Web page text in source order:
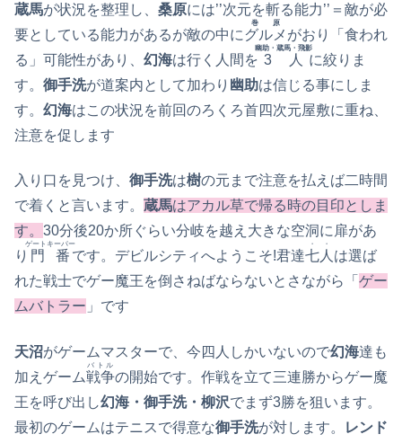
蔵馬が状況を整理し、 桑原には’’次元を斬る能力’’＝敵が必
要としている能力があるが敵の中にグルメ
巻原
がおり「食われ
る」可能性があり、 幻海は行く人間を 3人
幽助・蔵馬・飛影
に絞りま
す。 御手洗が道案内として加わり 幽助は信じる事にしま
す。 幻海はこの状況を前回のろくろ首四次元屋敷に重ね、
注意を促します
入り口を見つけ、 御手洗は樹の元まで注意を払えば二時間
で着くと言います。 蔵馬はアカル草で帰る時の目印としま
す。 30分後20か所ぐらい分岐を越え大きな空洞に扉があ
り 門番
ゲートキーパー
です。デビルシティへようこそ!君達七人
・・
は選ば
れた戦士でゲー魔王を倒さねばならないとさながら「 ゲー
ムバトラー 」です
天沼がゲームマスターで、今四人しかいないので幻海達も
加えゲーム戦争
バトル
の開始です。作戦を立て三連勝からゲー魔
王を呼び出し幻海・御手洗・柳沢でまず3勝を狙います。
最初のゲームはテニスで得意な御手洗が対します。
レンド